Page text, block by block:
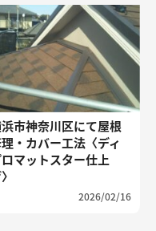
市神奈川区にて屋根
・カバー工法〈ディ
マットスター仕上
2026/02/16